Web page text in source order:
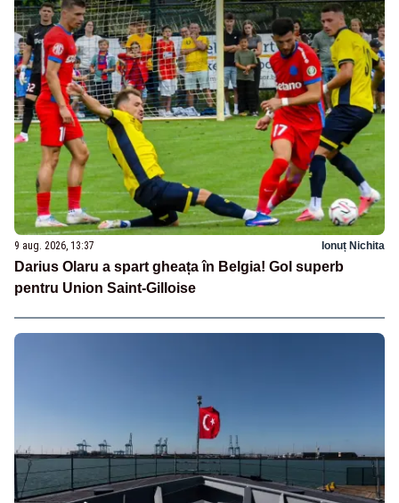
9 aug. 2026, 13:37 Ionuț Nichita
Darius Olaru a spart gheața în Belgia! Gol superb
pentru Union Saint-Gilloise